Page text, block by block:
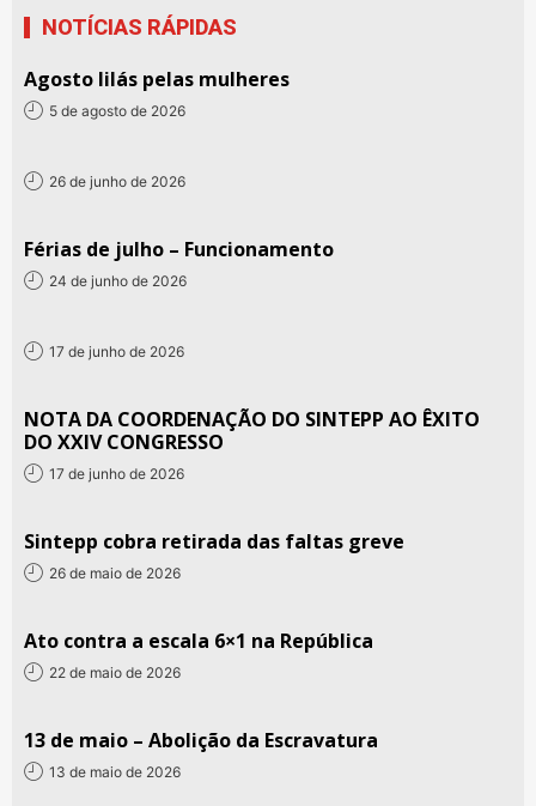
NOTÍCIAS RÁPIDAS
Agosto lilás pelas mulheres
5 de agosto de 2026
26 de junho de 2026
Férias de julho – Funcionamento
24 de junho de 2026
17 de junho de 2026
NOTA DA COORDENAÇÃO DO SINTEPP AO ÊXITO
DO XXIV CONGRESSO
17 de junho de 2026
Sintepp cobra retirada das faltas greve
26 de maio de 2026
Ato contra a escala 6×1 na República
22 de maio de 2026
13 de maio – Abolição da Escravatura
13 de maio de 2026